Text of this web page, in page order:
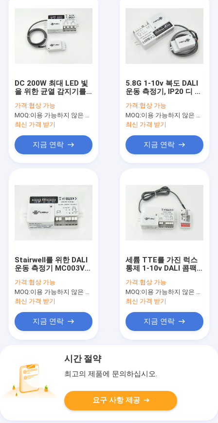
DC 200W 최대 LED 빛
을 위한 균열 감지기를
MC011D /A
가격:협상 가능
MOQ:이용 가능하지 않은 생산 정지.
최신 가격 받기
지금 연락
5.8G 1-10v 복도 DALI
운동 측정기, IP20 디 밍
가격:협상 가능
MOQ:이용 가능하지 않은 생산 정지.
최신 가격 받기
지금 연락
Stairwell를 위한 DALI
운동 측정기 MC003V를
10v 복도
가격:협상 가능
MOQ:이용 가능하지 않은 생산 정지.
최신 가격 받기
지금 연락
세륨 TTE를 가진 럭스
통제 1-10v DALI 콤팩
MC003V DE
가격:협상 가능
MOQ:이용 가능하지 않은 생산 정지.
최신 가격 받기
지금 연락
시간 절약
최고의 제품에 문의하십시오.
요구 사항 제공